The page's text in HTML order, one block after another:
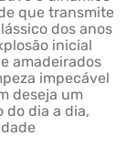
que transmite
dos anos
inicial
amadeirados
impecável
deseja um
do dia a dia,